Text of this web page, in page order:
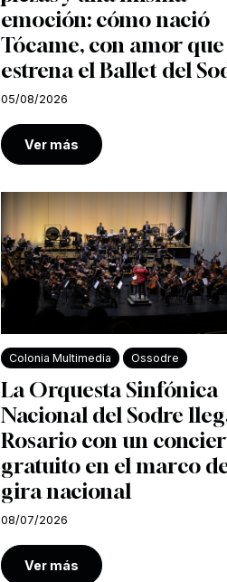
emoción: cómo nació
Tócame, con amor que
estrena el Ballet del
05/08/2026
Ver más
Colonia Multimedia Ossodre
La Orquesta Sinfónica
Nacional del Sodre
Rosario con un
gratuito en el marco
gira nacional
08/07/2026
Ver más